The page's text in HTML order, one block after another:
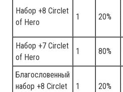
Набор +8 Circlet
of Hero
1 20%
Набор +7 Circlet
of Hero
1 80%
Благословенный
набор +8 Circlet
1 20%